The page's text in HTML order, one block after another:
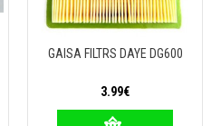
GAISA FILTRS DAYE DG600
3.99€